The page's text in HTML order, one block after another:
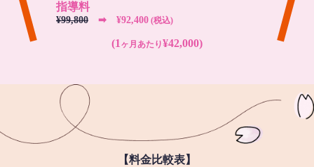
指導料
¥99,800 ➡︎ ¥92,400 (税込)
(1 ヶ月あたり¥42,000)
【料金比較表】